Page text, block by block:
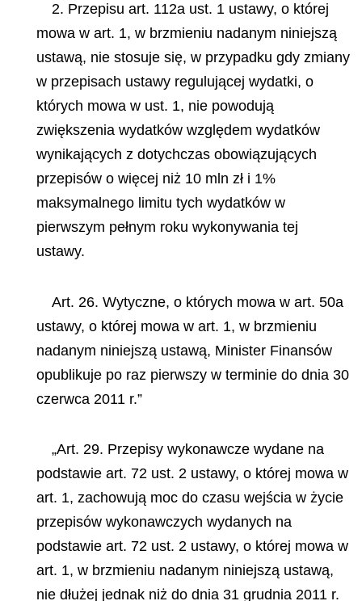
2. Przepisu art. 112a ust. 1 ustawy, o której
mowa w art. 1, w brzmieniu nadanym niniejszą
ustawą, nie stosuje się, w przypadku gdy zmiany
w przepisach ustawy regulującej wydatki, o
których mowa w ust. 1, nie powodują
zwiększenia wydatków względem wydatków
wynikających z dotychczas obowiązujących
przepisów o więcej niż 10 mln zł i 1%
maksymalnego limitu tych wydatków w
pierwszym pełnym roku wykonywania tej
ustawy.
Art. 26. Wytyczne, o których mowa w art. 50a
ustawy, o której mowa w art. 1, w brzmieniu
nadanym niniejszą ustawą, Minister Finansów
opublikuje po raz pierwszy w terminie do dnia 30
czerwca 2011 r.”
„Art. 29. Przepisy wykonawcze wydane na
podstawie art. 72 ust. 2 ustawy, o której mowa w
art. 1, zachowują moc do czasu wejścia w życie
przepisów wykonawczych wydanych na
podstawie art. 72 ust. 2 ustawy, o której mowa w
art. 1, w brzmieniu nadanym niniejszą ustawą,
nie dłużej jednak niż do dnia 31 grudnia 2011 r.